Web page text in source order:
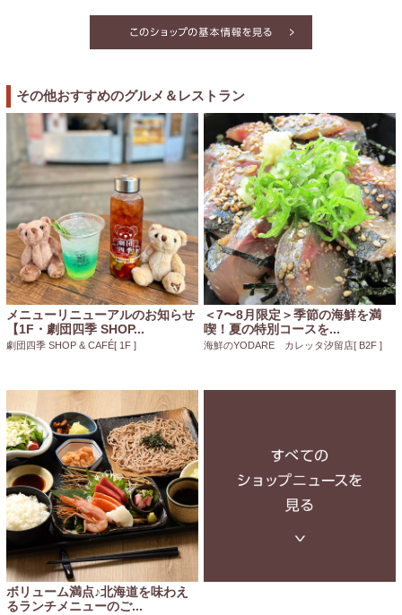
その他おすすめのグルメ＆レストラン
メニューリニューアルのお知らせ
【1F・劇団四季 SHOP...
劇団四季 SHOP & CAFÉ[ 1F ]
＜7〜8月限定＞季節の海鮮を満
喫！夏の特別コースを...
海鮮のYODARE カレッタ汐留店[ B2F ]
ボリューム満点♪北海道を味わえ
るランチメニューのご...